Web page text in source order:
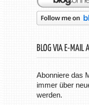
BLOG VIA E-MAIL
Abonniere das
immer über
werden.